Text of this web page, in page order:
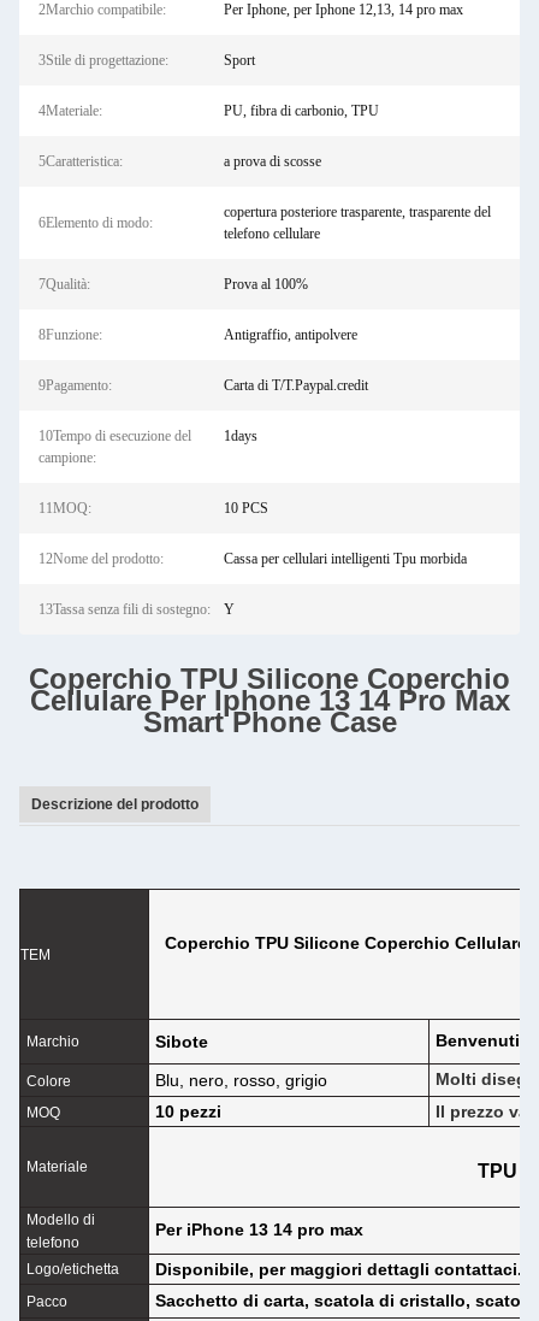
2Marchio compatibile: Per Iphone, per Iphone 12,13, 14 pro max
3Stile di progettazione: Sport
4Materiale: PU, fibra di carbonio, TPU
5Caratteristica: a prova di scosse
6Elemento di modo:
copertura posteriore trasparente, trasparente del
telefono cellulare
7Qualità: Prova al 100%
8Funzione: Antigraffio, antipolvere
9Pagamento: Carta di T/T.Paypal.credit
10Tempo di esecuzione del
campione:
1days
11MOQ: 10 PCS
12Nome del prodotto: Cassa per cellulari intelligenti Tpu morbida
13Tassa senza fili di sostegno: Y
Coperchio TPU Silicone Coperchio
Cellulare Per Iphone 13 14 Pro Max
Smart Phone Case
Descrizione del prodotto
TEM
Coperchio TPU Silicone Coperchio Cellulare
Marchio Sibote Benvenuti
Colore Blu, nero, rosso, grigio Molti
MOQ 10 pezzi Il prezzo
Materiale TPU
Modello di
telefono
Per iPhone 13 14 pro max
Logo/etichetta Disponibile, per maggiori dettagli contattaci.
Pacco Sacchetto di carta, scatola di cristallo, scatola